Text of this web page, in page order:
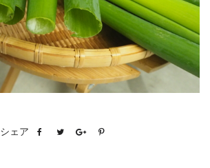
シェア